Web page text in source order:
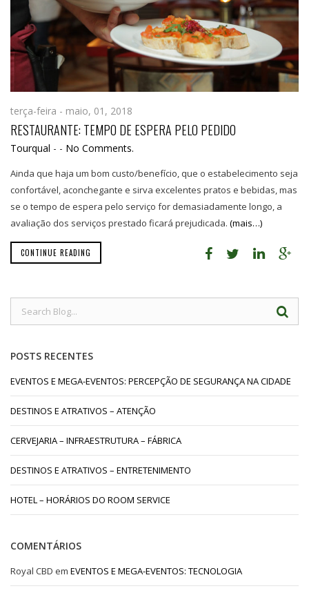
terça-feira - maio, 01, 2018
RESTAURANTE: TEMPO DE ESPERA PELO PEDIDO
Tourqual - - No Comments.
Ainda que haja um bom custo/benefício, que o estabelecimento seja
confortável, aconchegante e sirva excelentes pratos e bebidas, mas
se o tempo de espera pelo serviço for demasiadamente longo, a
avaliação dos serviços prestado ficará prejudicada. (mais…)
CONTINUE READING
POSTS RECENTES
EVENTOS E MEGA-EVENTOS: PERCEPÇÃO DE SEGURANÇA NA CIDADE
DESTINOS E ATRATIVOS – ATENÇÃO
CERVEJARIA – INFRAESTRUTURA – FÁBRICA
DESTINOS E ATRATIVOS – ENTRETENIMENTO
HOTEL – HORÁRIOS DO ROOM SERVICE
COMENTÁRIOS
Royal CBD em EVENTOS E MEGA-EVENTOS: TECNOLOGIA